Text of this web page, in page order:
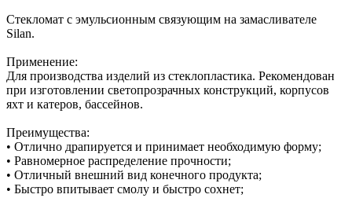
Стекломат с эмульсионным связующим на замасливателе
Silan.
Применение:
Для производства изделий из стеклопластика. Рекомендован
при изготовлении светопрозрачных конструкций, корпусов
яхт и катеров, бассейнов.
Преимущества:
• Отлично драпируется и принимает необходимую форму;
• Равномерное распределение прочности;
• Отличный внешний вид конечного продукта;
• Быстро впитывает смолу и быстро сохнет;